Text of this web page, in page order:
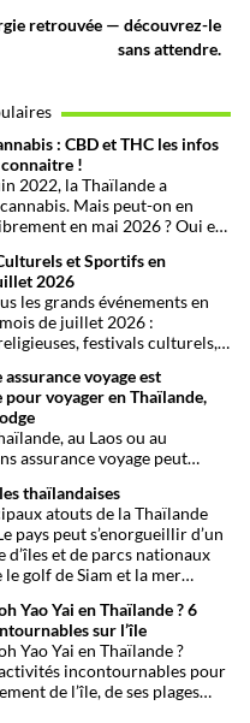
retrouvée — découvrez-le
sans attendre.
: CBD et THC les infos
connaitre !
2022, la Thaïlande a
Mais peut-on en
en mai 2026 ? Oui et
peuvent avoir de grosses
! Explications.
et Sportifs en
2026
les grands événements en
de juillet 2026 :
festivals culturels,
Une sélection
complète pour ne rien
voyage est
pour voyager en Thaïlande,
au Laos ou au
assurance voyage peut
de bagages sont des
en Asie du Sud-Est.
une assurance voyage
pour garantir votre sécurité
thaïlandaises
atouts de la Thaïlande
pays peut s’enorgueillir d’un
d’îles et de parcs nationaux
golf de Siam et la mer
Yao Yai en Thaïlande ? 6
sur l’île
Yao Yai en Thaïlande ?
incontournables pour
de l’île, de ses plages